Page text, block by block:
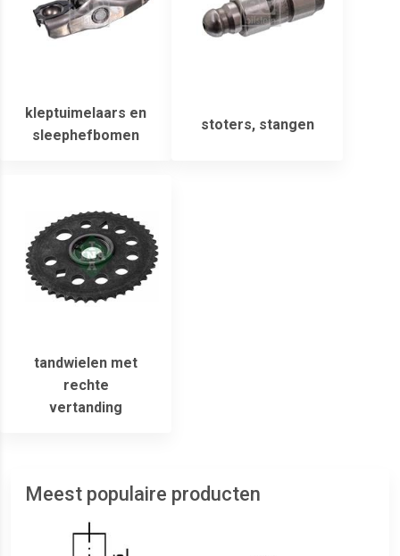
kleptuimelaars en
sleephefbomen
stoters, stangen
tandwielen met
rechte
vertanding
Meest populaire producten